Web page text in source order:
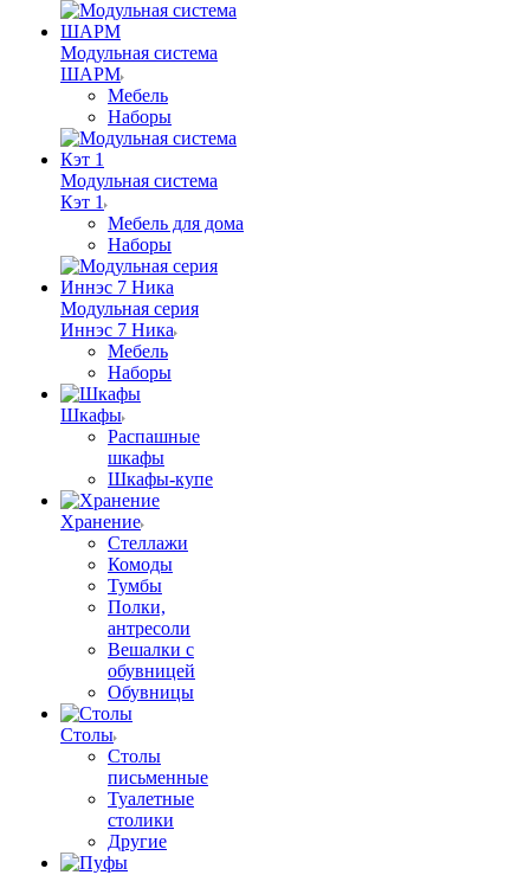
Модульная система
ШАРМ
Мебель
Наборы
Модульная система
Кэт 1
Мебель для дома
Наборы
Модульная серия
Иннэс 7 Ника
Мебель
Наборы
Шкафы
Распашные
шкафы
Шкафы-купе
Хранение
Стеллажи
Комоды
Тумбы
Полки,
антресоли
Вешалки с
обувницей
Обувницы
Столы
Столы
письменные
Туалетные
столики
Другие